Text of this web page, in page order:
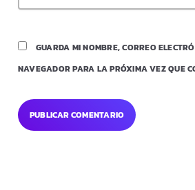
GUARDA MI NOMBRE, CORREO
NAVEGADOR PARA LA PRÓXIMA VEZ QUE